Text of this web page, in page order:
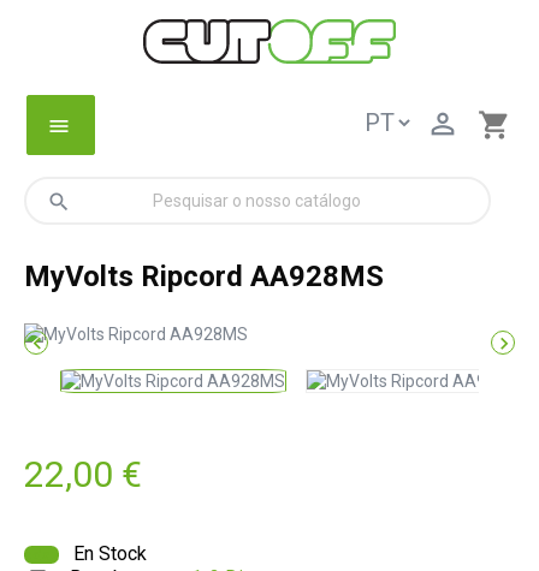
menu shopping_cart

search
MyVolts Ripcord AA928MS
 
22,00 €
En Stock